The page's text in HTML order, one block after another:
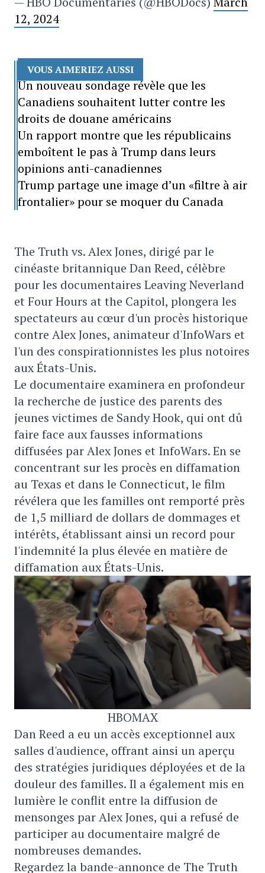
12, 2024
VOUS AIMERIEZ AUSSI
Un nouveau sondage révèle que les
Canadiens souhaitent lutter contre les
droits de douane américains
Un rapport montre que les républicains
emboîtent le pas à Trump dans leurs
opinions anti-canadiennes
Trump partage une image d’un «filtre à air
frontalier» pour se moquer du Canada
The Truth vs. Alex Jones, dirigé par le
cinéaste britannique Dan Reed, célèbre
pour les documentaires Leaving Neverland
et Four Hours at the Capitol, plongera les
spectateurs au cœur d'un procès historique
contre Alex Jones, animateur d'InfoWars et
l'un des conspirationnistes les plus notoires
aux États-Unis.
Le documentaire examinera en profondeur
la recherche de justice des parents des
jeunes victimes de Sandy Hook, qui ont dû
faire face aux fausses informations
diffusées par Alex Jones et InfoWars. En se
concentrant sur les procès en diffamation
au Texas et dans le Connecticut, le film
révélera que les familles ont remporté près
de 1,5 milliard de dollars de dommages et
intérêts, établissant ainsi un record pour
l'indemnité la plus élevée en matière de
diffamation aux États-Unis.
HBOMAX
Dan Reed a eu un accès exceptionnel aux
salles d'audience, offrant ainsi un aperçu
des stratégies juridiques déployées et de la
douleur des familles. Il a également mis en
lumière le conflit entre la diffusion de
mensonges par Alex Jones, qui a refusé de
participer au documentaire malgré de
nombreuses demandes.
Regardez la bande-annonce de The Truth